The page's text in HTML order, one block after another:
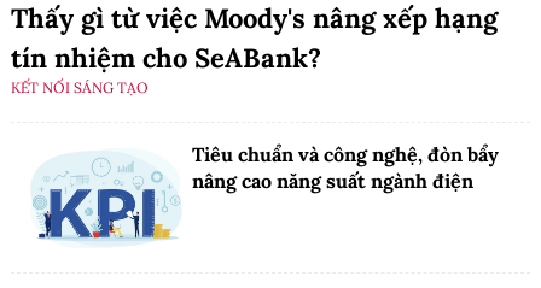
Thấy gì từ việc Moody's nâng xếp hạng
tín nhiệm cho SeABank?
KẾT NỐI SÁNG TẠO
Tiêu chuẩn và công nghệ, đòn bẩy
nâng cao năng suất ngành điện